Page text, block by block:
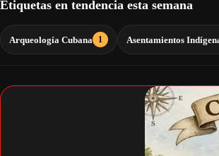
Etiquetas en tendencia esta semana
Arqueología Cubana 1 Asentamientos